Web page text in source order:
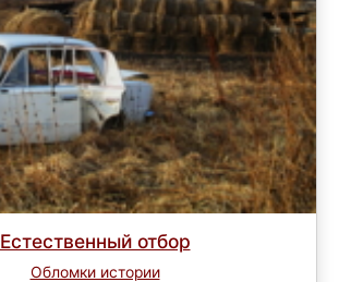
Естественный отбор
Обломки истории